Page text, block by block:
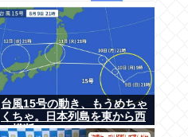
台風15号の動き、もうめちゃ
くちゃ。日本列島を東から西
に横断